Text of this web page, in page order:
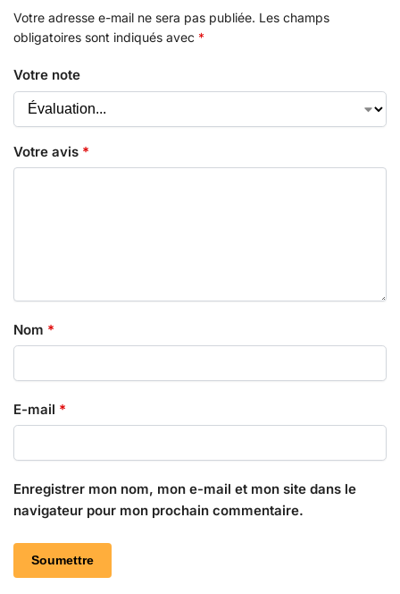
Votre adresse e-mail ne sera pas publiée. Les champs
obligatoires sont indiqués avec *
Votre note
Votre avis *
Nom *
E-mail *
Enregistrer mon nom, mon e-mail et mon site dans le
navigateur pour mon prochain commentaire.